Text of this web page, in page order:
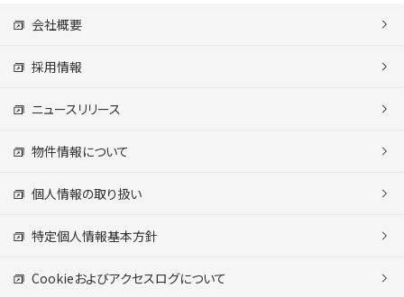
会社概要
採用情報
ニュースリリース
物件情報について
個人情報の取り扱い
特定個人情報基本方針
Cookieおよびアクセスログについて